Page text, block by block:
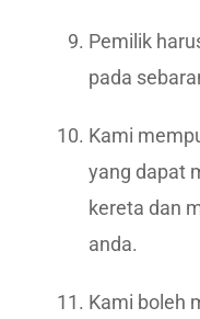
Pemilik
pada
Kami
yang dapat
kereta dan
anda.
Kami boleh